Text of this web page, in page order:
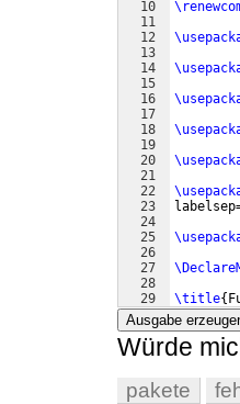
10
11
12
13
14
15
16
17
18
19
20
21
22
23
24
25
26
27
28
29
\title{
Ausgabe
Würde
pakete